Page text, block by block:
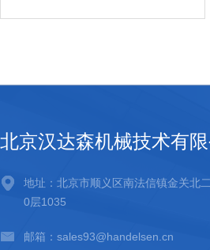
北京汉达森机械技术有限
地址：北京市顺义区南法信镇金关北
0层1035
邮箱：sales93@handelsen.cn